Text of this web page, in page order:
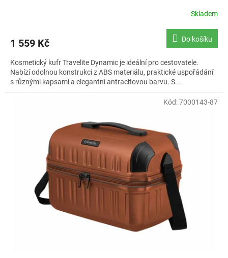
Skladem
1 559 Kč Do košíku
Kosmetický kufr Travelite Dynamic je ideální pro cestovatele.
Nabízí odolnou konstrukci z ABS materiálu, praktické uspořádání
s různými kapsami a elegantní antracitovou barvu. S...
Kód:7000143-87